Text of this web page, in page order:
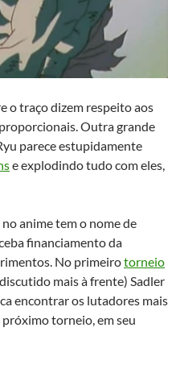
o traço dizem respeito aos
Outra grande
parece estupidamente
e explodindo tudo com eles,
anime tem o nome de
financiamento da
No primeirotorneio
mais à frente) Sadler
encontrar os lutadores mais
torneio, em seu